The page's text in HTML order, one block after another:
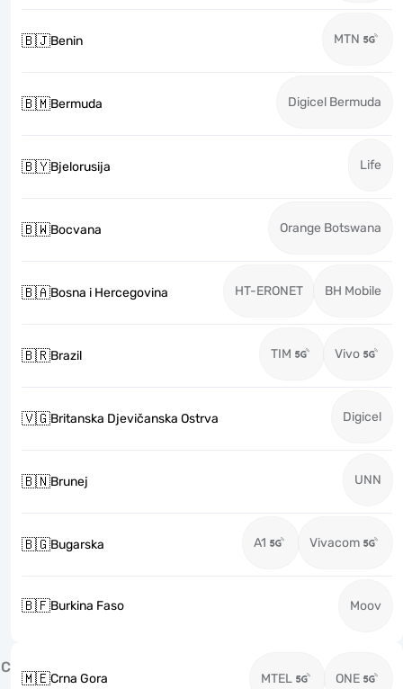
🇧🇯Benin MTN
🇧🇲Bermuda Digicel Bermuda
🇧🇾Bjelorusija Life
🇧🇼Bocvana Orange Botswana
🇧🇦Bosna i Hercegovina HT-ERONET BH Mobile
🇧🇷Brazil TIM Vivo
🇻🇬Britanska Djevičanska Ostrva Digicel
🇧🇳Brunej UNN
🇧🇬Bugarska A1 Vivacom
🇧🇫Burkina Faso Moov
C
🇲🇪Crna Gora MTEL ONE